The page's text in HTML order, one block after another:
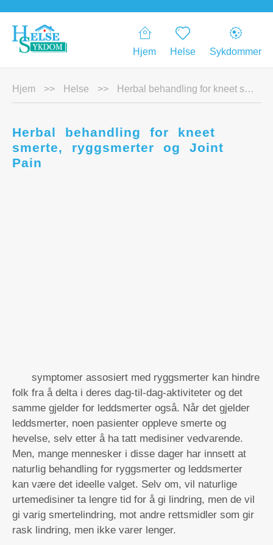
Hjem Helse Sykdommer
Hjem >> Helse >> Herbal behandling for kneet smerte, ryggsmerter og Joint Pain
Herbal behandling for kneet
smerte, ryggsmerter og Joint
Pain
symptomer assosiert med ryggsmerter kan hindre
folk fra å delta i deres dag-til-dag-aktiviteter og det
samme gjelder for leddsmerter også. Når det gjelder
leddsmerter, noen pasienter oppleve smerte og
hevelse, selv etter å ha tatt medisiner vedvarende.
Men, mange mennesker i disse dager har innsett at
naturlig behandling for ryggsmerter og leddsmerter
kan være det ideelle valget. Selv om, vil naturlige
urtemedisiner ta lengre tid for å gi lindring, men de vil
gi varig smertelindring, mot andre rettsmidler som gir
rask lindring, men ikke varer lenger.